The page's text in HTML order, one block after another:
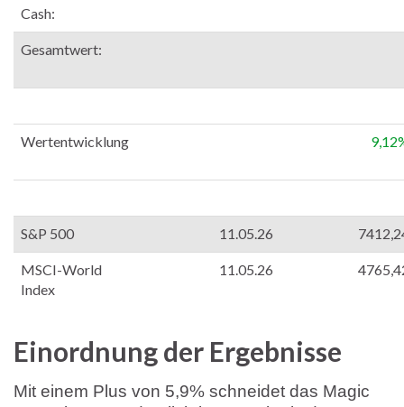
Cash:
Gesamtwert:
Wertentwicklung
S&P 500 11.05.26
MSCI-World
Index
11.05.26
Einordnung der Ergebnisse
Mit einem Plus von 5,9% schneidet das Magic